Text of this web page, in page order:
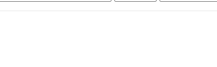
Москвы
Комплекс городского хозяйства